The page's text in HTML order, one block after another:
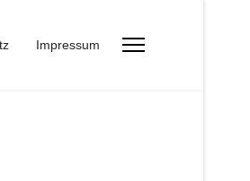
Impressum